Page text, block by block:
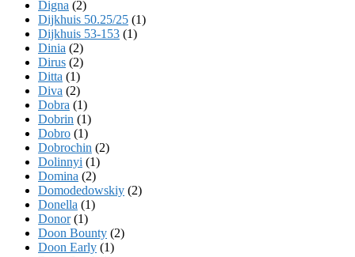
Digna (2)
Dijkhuis 50.25/25 (1)
Dijkhuis 53-153 (1)
Dinia (2)
Dirus (2)
Ditta (1)
Diva (2)
Dobra (1)
Dobrin (1)
Dobro (1)
Dobrochin (2)
Dolinnyi (1)
Domina (2)
Domodedowskiy (2)
Donella (1)
Donor(1)
Doon Bounty (2)
Doon Early (1)